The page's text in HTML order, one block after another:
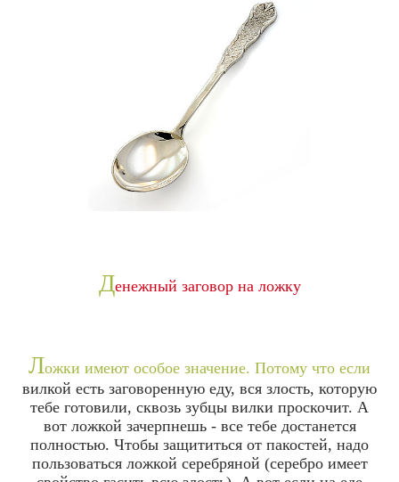
Денежный заговор на ложку
Ложки имеют особое значение. Потому что если
вилкой есть заговоренную еду, вся злость, которую
тебе готовили, сквозь зубцы вилки проскочит. А
вот ложкой зачерпнешь - все тебе достанется
полностью. Чтобы защититься от пакостей, надо
пользоваться ложкой серебряной (серебро имеет